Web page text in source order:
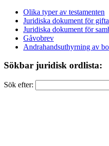
Olika typer av testamenten
Juridiska dokument för gifta
Juridiska dokument för
Gåvobrev
Andrahandsuthyrning av
Sökbar juridisk ordlista:
Sök efter: